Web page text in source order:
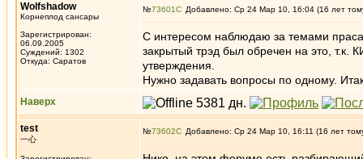
Wolfshadow
Корнеплод сансары
Зарегистрирован:
06.09.2005
Суждений: 1302
Откуда: Саратов
№73601 Добавлено: Ср 24 Мар 10, 16:04 (16 лет
С интересом наблюдаю за темами
закрытый трэд был обречен на это, т.к.
утверждения.
Нужно задавать вопросы по одному.
Наверх
test
一心
№73602 Добавлено: Ср 24 Мар 10, 16:11 (16 лет